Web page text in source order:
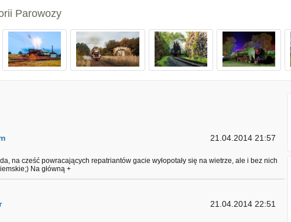
Parowozy
21.04.2014 21:57
na cześć powracających repatriantów gacie wyłopotały się na wietrze, ale i bez nich
Na główną +
21.04.2014 22:51